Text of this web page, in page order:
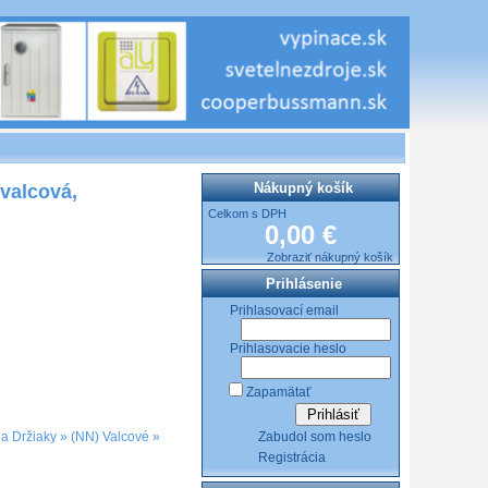
Držiaky » (NN) Valcové »
Nákupný košík
Celkom s DPH
0,00 €
Zobraziť nákupný košík
Prihlásenie
Prihlasovací email
Prihlasovacie heslo
Zapamätať
Zabudol som heslo
Registrácia